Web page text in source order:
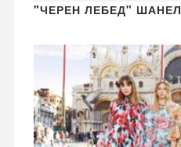
"ЧЕРЕН ЛЕБЕД" ШАНЕЛ